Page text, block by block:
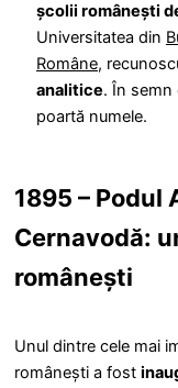
școlii românești
Universitatea din
Române,
analitice. În
poartă numele.
1895 – Podul
Cernavodă:
românești
Unul dintre cele mai
românești a fost